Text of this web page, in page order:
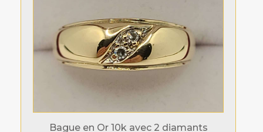
Bague en Or 10k avec 2 diamants